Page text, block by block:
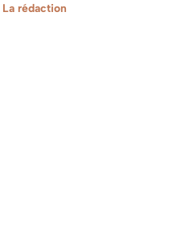
La rédaction